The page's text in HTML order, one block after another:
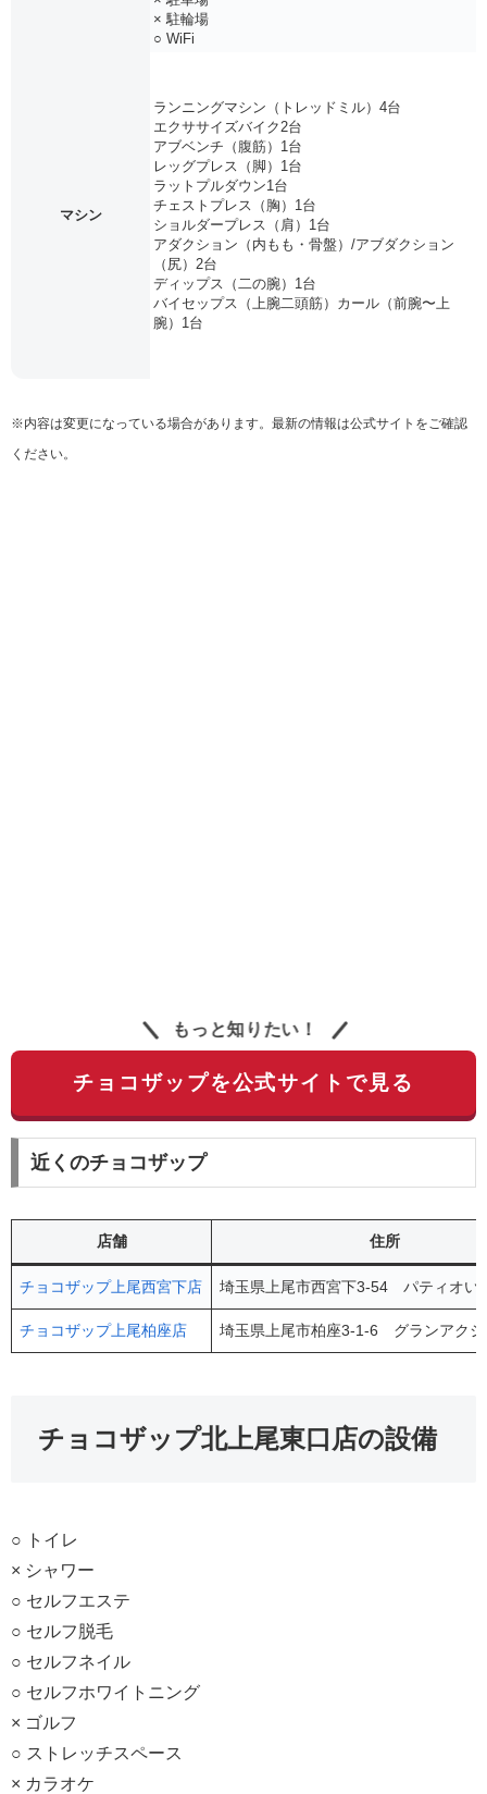
× 駐輪場
○ WiFi
マシン
ランニングマシン（トレッドミル）4台
エクササイズバイク2台
アブベンチ（腹筋）1台
レッグプレス（脚）1台
ラットプルダウン1台
チェストプレス（胸）1台
ショルダープレス（肩）1台
アダクション（内もも・骨盤）/アブダクション
（尻）2台
ディップス（二の腕）1台
バイセップス（上腕二頭筋）カール（前腕〜上
腕）1台
※内容は変更になっている場合があります。最新の情報は公式サイトをご確認
ください。
もっと知りたい！
チョコザップを公式サイトで見る
近くのチョコザップ
店舗 住所
チョコザップ上尾西宮下店 埼玉県上尾市西宮下3-54 パティオ
チョコザップ上尾柏座店 埼玉県上尾市柏座3-1-6 グランアク
チョコザップ北上尾東口店の設備
○ トイレ
× シャワー
○ セルフエステ
○ セルフ脱毛
○ セルフネイル
○ セルフホワイトニング
× ゴルフ
○ ストレッチスペース
× カラオケ